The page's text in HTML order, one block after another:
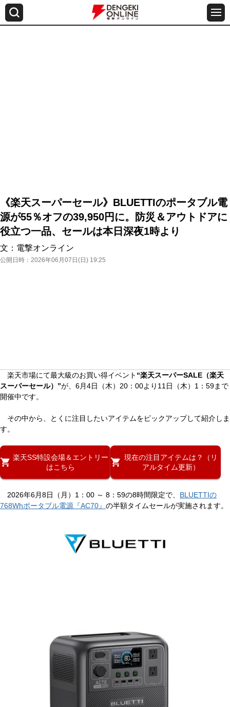
《楽天スーパーセール》BLUETTIのポータブル電
源が55％オフの39,950円に。防災＆アウトドアに
役立つ一品、セールは本日深夜1時より
文： 電撃オンライン
公開日時： 2026年06月07日(日) 19:25
楽天市場にて最大級のお買い得イベント “楽天スーパーSALE（楽天
スーパーセール）”が、6月4日（木）20：00より11日（木）1：59まで
開催中です。
その中から、とくに注目したいアイテムをピックアップして紹介しま
す。
楽天SS特設会場＆エントリー
はこちら
現在の注目アイテムは？（リ
アルタイム更新）
2026年6月8日（月）1：00 ～ 8：59の8時間限定で、 BLUETTIの
768Whポータブル電源『AC70』 の半額タイムセールが実施されます。